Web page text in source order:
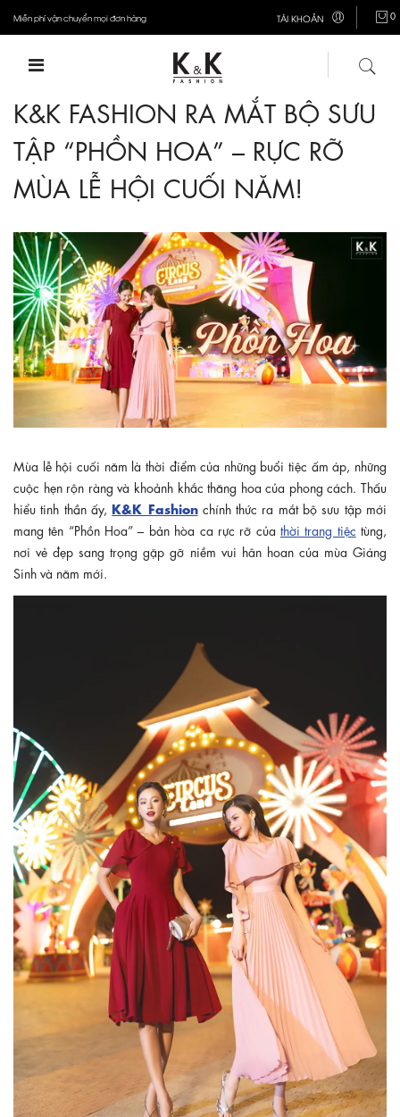
Miễn phí vận chuyển mọi đơn hàng TÀI KHOẢN 0
K&K FASHION RA MẮT BỘ SƯU
TẬP “PHỒN HOA” – RỰC RỠ
MÙA LỄ HỘI CUỐI NĂM!
Mùa lễ hội cuối năm là thời điểm của những buổi tiệc ấm áp, những
cuộc hẹn rộn ràng và khoảnh khắc thăng hoa của phong cách. Thấu
hiểu tinh thần ấy,K&K Fashionchính thức ra mắt bộ sưu tập mới
mang tên “Phồn Hoa” – bản hòa ca rực rỡ của thời trang tiệc tùng,
nơi vẻ đẹp sang trọng gặp gỡ niềm vui hân hoan của mùa Giáng
Sinh và năm mới.